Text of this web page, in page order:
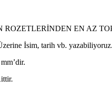
ROZETLERİNDEN EN AZ
İsim, tarih vb.